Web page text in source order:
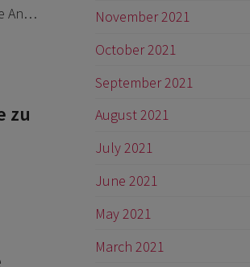
November 2021
October 2021
September 2021
August 2021
July 2021
June 2021
May 2021
March 2021
An…
zu